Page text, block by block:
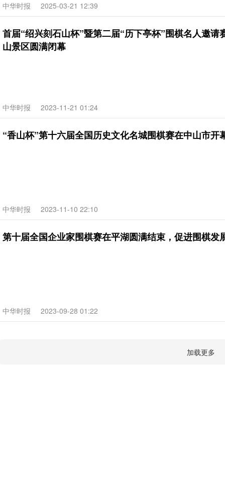
中华时报 2025-03-21 12:39
首届“绍兴刻石山杯”暨第二届“历下亭杯”围棋名人邀请
山景区圆满闭幕
中华时报 2023-11-21 01:24
“香山杯”第十六届全国历史文化名城围棋赛在中山市开
中华时报 2023-11-10 22:10
第十届全国企业家围棋赛在平湖圆满结束，促进围棋发
中华时报 2023-09-28 01:22
加载更多